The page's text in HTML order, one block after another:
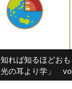
知れば知るほどお
光の耳より学」